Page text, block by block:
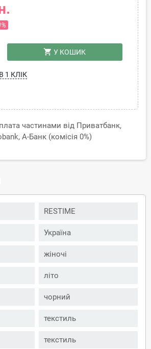
shopping_cart У КОШИК
1 КЛІК
частинами від Приватбанк,
А-Банк (комісія 0%)
RESTIME
Україна
жіночі
літо
чорний
текстиль
текстиль